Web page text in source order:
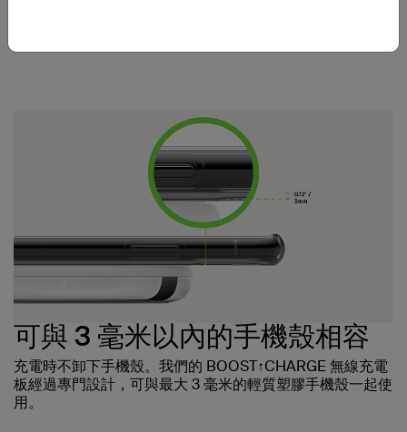
可與 3 毫米以內的手機殼相容
充電時不卸下手機殼。我們的 BOOST↑CHARGE 無線充電
板經過專門設計，可與最大 3 毫米的輕質塑膠手機殼一起使
用。